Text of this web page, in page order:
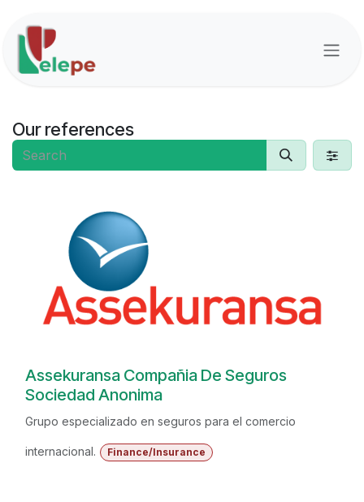
Our references
Assekuransa Compañia De Seguros
Sociedad Anonima
Grupo especializado en seguros para el comercio
internacional. Finance/Insurance